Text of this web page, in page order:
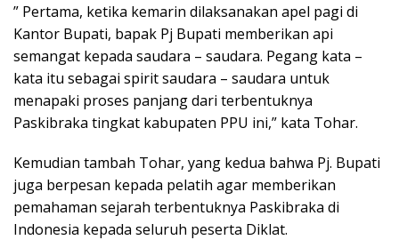
” Pertama, ketika kemarin dilaksanakan apel pagi di
Kantor Bupati, bapak Pj Bupati memberikan api
semangat kepada saudara – saudara. Pegang kata –
kata itu sebagai spirit saudara – saudara untuk
menapaki proses panjang dari terbentuknya
Paskibraka tingkat kabupaten PPU ini,” kata Tohar.
Kemudian tambah Tohar, yang kedua bahwa Pj. Bupati
juga berpesan kepada pelatih agar memberikan
pemahaman sejarah terbentuknya Paskibraka di
Indonesia kepada seluruh peserta Diklat.